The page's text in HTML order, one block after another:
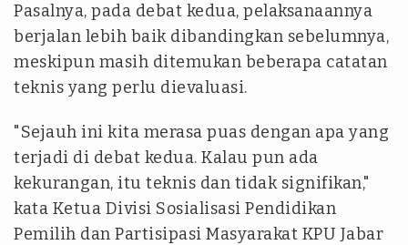
Pasalnya, pada debat kedua, pelaksanaannya
berjalan lebih baik dibandingkan sebelumnya,
meskipun masih ditemukan beberapa catatan
teknis yang perlu dievaluasi.
"Sejauh ini kita merasa puas dengan apa yang
terjadi di debat kedua. Kalau pun ada
kekurangan, itu teknis dan tidak signifikan,"
kata Ketua Divisi Sosialisasi Pendidikan
Pemilih dan Partisipasi Masyarakat KPU Jabar